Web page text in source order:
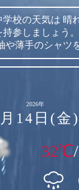
校の天気は 晴
参しましょう
や薄手のシャツ
2026年
14日(金)
32℃/